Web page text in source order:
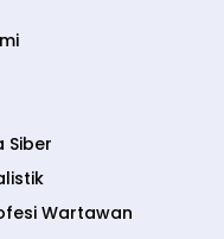
Siber
Wartawan